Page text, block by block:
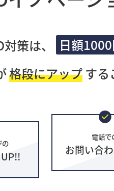
策は、 日額
格段にアップする
の
電話で
お問い合